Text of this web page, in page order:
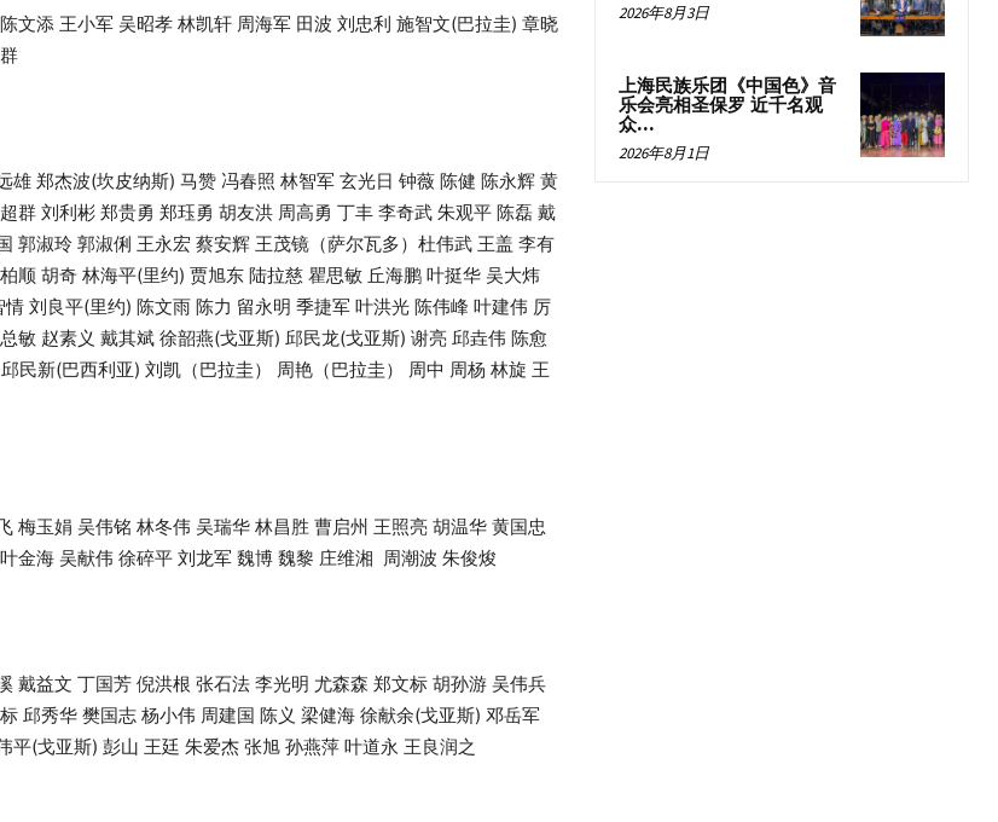
文添 王小军 吴昭孝 林凯轩 周海军 田波 刘忠利 施智文(巴拉圭) 章晓
郑杰波(坎皮纳斯) 马赞 冯春照 林智军 玄光日 钟薇 陈健 陈永辉 黄
群 刘利彬 郑贵勇 郑珏勇 胡友洪 周高勇 丁丰 李奇武 朱观平 陈磊 戴
郭淑玲 郭淑俐 王永宏 蔡安辉 王茂镜（萨尔瓦多）杜伟武 王盖 李有
顺 胡奇 林海平(里约) 贾旭东 陆拉慈 瞿思敏 丘海鹏 叶挺华 吴大炜
刘良平(里约) 陈文雨 陈力 留永明 季捷军 叶洪光 陈伟峰 叶建伟 厉
敏 赵素义 戴其斌 徐韶燕(戈亚斯) 邱民龙(戈亚斯) 谢亮 邱垚伟 陈愈
民新(巴西利亚) 刘凯（巴拉圭） 周艳（巴拉圭） 周中 周杨 林旋 王
梅玉娟 吴伟铭 林冬伟 吴瑞华 林昌胜 曹启州 王照亮 胡温华 黄国忠
金海 吴献伟 徐碎平 刘龙军 魏博 魏黎 庄维湘 周潮波 朱俊焌
戴益文 丁国芳 倪洪根 张石法 李光明 尤森森 郑文标 胡孙游 吴伟兵
邱秀华 樊国志 杨小伟 周建国 陈义 梁健海 徐献余(戈亚斯) 邓岳军
(戈亚斯) 彭山 王廷 朱爱杰 张旭 孙燕萍 叶道永 王良润之
2026年8月3日
上海民族乐团《中国色》音
乐会亮相圣保罗 近千名观
众...
2026年8月1日